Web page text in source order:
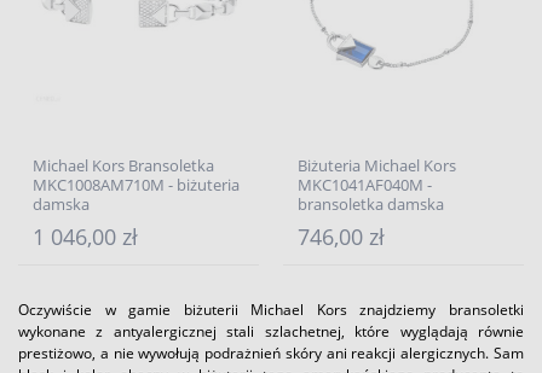
Michael Kors Bransoletka
MKC1008AM710M - biżuteria
damska
1 046,00 zł
Biżuteria Michael Kors
MKC1041AF040M -
bransoletka damska
746,00 zł
Oczywiście w gamie biżuterii Michael Kors znajdziemy bransoletki
wykonane z antyalergicznej stali szlachetnej, które wyglądają równie
prestiżowo, a nie wywołują podrażnień skóry ani reakcji alergicznych. Sam